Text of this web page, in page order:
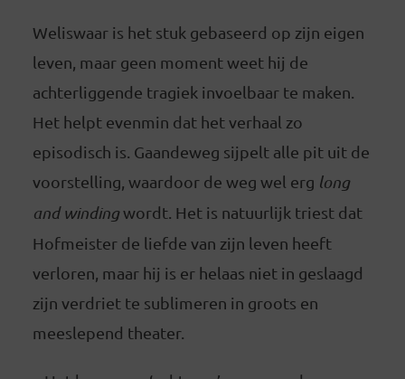
Weliswaar is het stuk gebaseerd op zijn eigen
leven, maar geen moment weet hij de
achterliggende tragiek invoelbaar te maken.
Het helpt evenmin dat het verhaal zo
episodisch is. Gaandeweg sijpelt alle pit uit de
voorstelling, waardoor de weg wel erg long
and windingwordt. Het is natuurlijk triest dat
Hofmeister de liefde van zijn leven heeft
verloren, maar hij is er helaas niet in geslaagd
zijn verdriet te sublimeren in groots en
meeslepend theater.